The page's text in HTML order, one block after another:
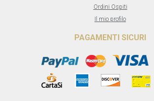
Ordini Ospiti
Il mio profilo
PAGAMENTI SICURI